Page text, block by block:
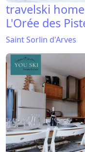
travelski
L'Orée des
Saint Sorlin d'Arves